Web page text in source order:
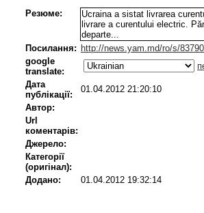
Резюме:
Ucraina a sistat livrarea
livrare a curentului electric.
departe...
Посилання: http://news.yam.md/ro/s/
google
translate:
Дата
публікації:
01.04.2012 21:20:10
Автор:
Url
коментарів:
Джерело:
Категорії
(оригінал):
Додано:
01.04.2012 19:32:14